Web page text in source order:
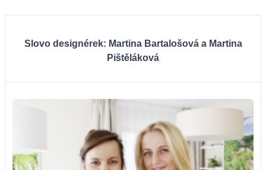
Slovo designérek: Martina Bartalošová a Martina
Pištěláková